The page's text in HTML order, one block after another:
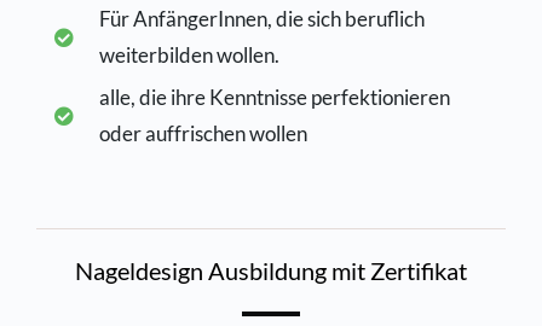
Für AnfängerInnen, die sich beruflich
weiterbilden wollen.
alle, die ihre Kenntnisse perfektionieren
oder auffrischen wollen
Nageldesign Ausbildung mit Zertifikat